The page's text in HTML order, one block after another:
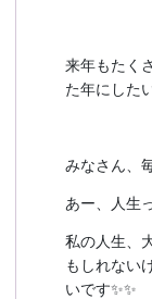
来年もたく
た年にした
みなさん、
あー、人生
私の人生、
もしれない
いです✨✨